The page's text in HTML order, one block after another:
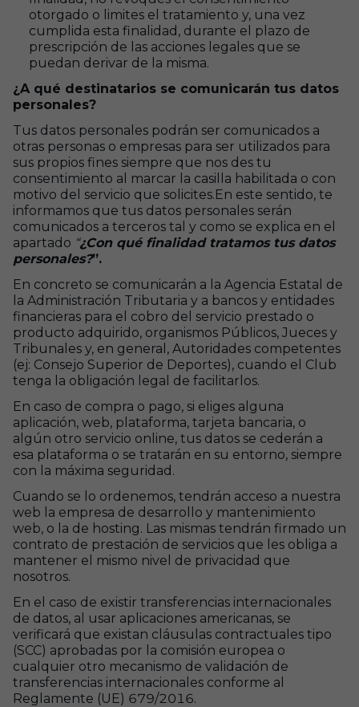
otorgado o limites el tratamiento y, una vez
cumplida esta finalidad, durante el plazo de
prescripción de las acciones legales que se
puedan derivar de la misma.
¿A qué destinatarios se comunicarán tus datos
personales?
Tus datos personales podrán ser comunicados a
otras personas o empresas para ser utilizados para
sus propios fines siempre que nos des tu
consentimiento al marcar la casilla habilitada o con
motivo del servicio que solicites.En este sentido, te
informamos que tus datos personales serán
comunicados a terceros tal y como se explica en el
apartado “¿Con qué finalidad tratamos tus datos
personales?”.
En concreto se comunicarán a la Agencia Estatal de
la Administración Tributaria y a bancos y entidades
financieras para el cobro del servicio prestado o
producto adquirido, organismos Públicos, Jueces y
Tribunales y, en general, Autoridades competentes
(ej: Consejo Superior de Deportes), cuando el Club
tenga la obligación legal de facilitarlos.
En caso de compra o pago, si eliges alguna
aplicación, web, plataforma, tarjeta bancaria, o
algún otro servicio online, tus datos se cederán a
esa plataforma o se tratarán en su entorno, siempre
con la máxima seguridad.
Cuando se lo ordenemos, tendrán acceso a nuestra
web la empresa de desarrollo y mantenimiento
web, o la de hosting. Las mismas tendrán firmado un
contrato de prestación de servicios que les obliga a
mantener el mismo nivel de privacidad que
nosotros.
En el caso de existir transferencias internacionales
de datos, al usar aplicaciones americanas, se
verificará que existan cláusulas contractuales tipo
(SCC) aprobadas por la comisión europea o
cualquier otro mecanismo de validación de
transferencias internacionales conforme al
Reglamente (UE) 679/2016.